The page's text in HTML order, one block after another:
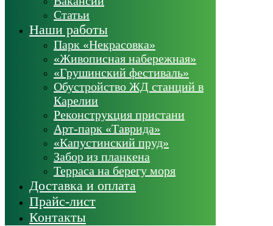
Статьи
Наши работы
Парк «Некрасовка»
«Живописная набережная»
«Грушинский фестиваль»
Обустройство ЖД станций в
Карелии
Реконструкция пристани
Арт-парк «Таврида»
«Капустинский пруд»
Забор из планкена
Терраса на берегу моря
Доставка и оплата
Прайс-лист
Контакты